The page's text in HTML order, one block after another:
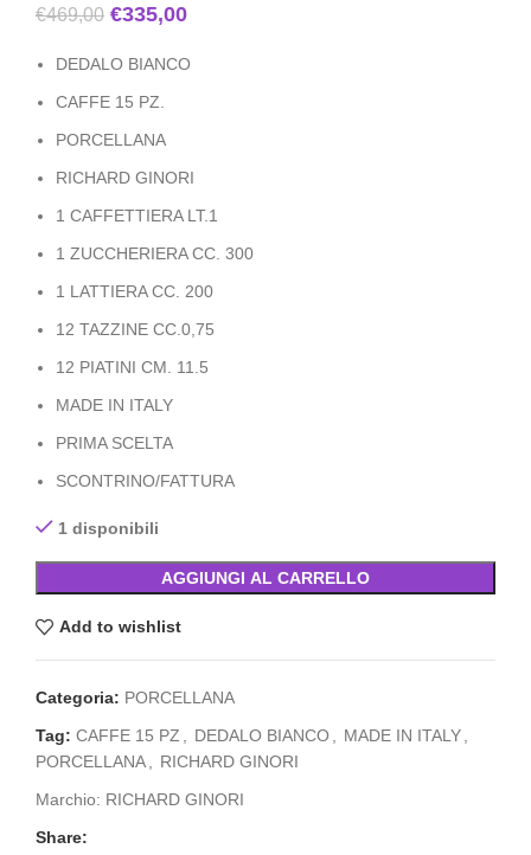
€469,00 €335,00
DEDALO BIANCO
CAFFE 15 PZ.
PORCELLANA
RICHARD GINORI
1 CAFFETTIERA LT.1
1 ZUCCHERIERA CC. 300
1 LATTIERA CC. 200
12 TAZZINE CC.0,75
12 PIATINI CM. 11.5
MADE IN ITALY
PRIMA SCELTA
SCONTRINO/FATTURA
1 disponibili
AGGIUNGI AL CARRELLO
Add to wishlist
Categoria: PORCELLANA
Tag: CAFFE 15 PZ DEDALO BIANCO MADE IN ITALY
PORCELLANA
RICHARD GINORI
Marchio: RICHARD GINORI
Share: